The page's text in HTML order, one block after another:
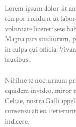
Lorem ipsum dolor sit
tempor incidunt ut
voluntate liceret: sese
Magna pars studiorum,
in culpa qui officia.
faucibus.
Nihilne te nocturnum
equidem invideo, miror
Celtae, nostra Galli
consensu ab eo.
indicere.